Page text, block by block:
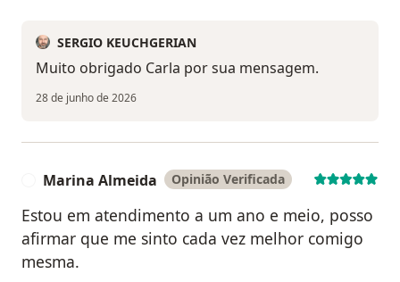
SERGIO KEUCHGERIAN
Muito obrigado Carla por sua mensagem.
28 de junho de 2026
Marina Almeida Opinião Verificada
Estou em atendimento a um ano e meio, posso
afirmar que me sinto cada vez melhor comigo
mesma.